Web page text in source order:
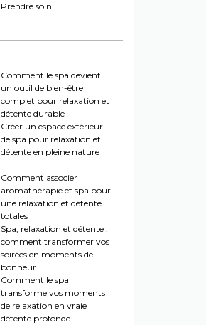
Prendre soin
Comment le spa devient
un outil de bien-être
complet pour relaxation et
détente durable
Créer un espace extérieur
de spa pour relaxation et
détente en pleine nature
Comment associer
aromathérapie et spa pour
une relaxation et détente
totales
Spa, relaxation et détente :
comment transformer vos
soirées en moments de
bonheur
Comment le spa
transforme vos moments
de relaxation en vraie
détente profonde